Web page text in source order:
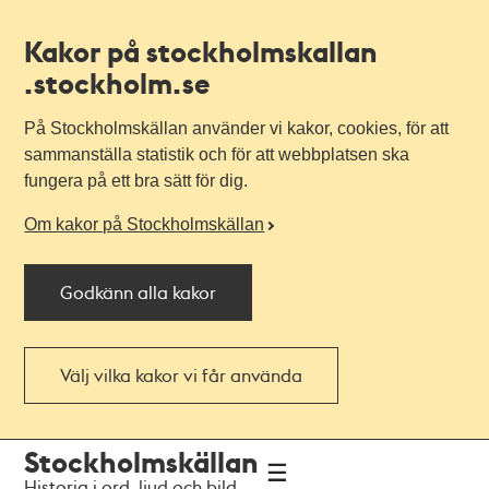
Kakor på stockholmskallan
.stockholm.se
På Stockholmskällan använder vi kakor, cookies, för att
sammanställa statistik och för att webbplatsen ska
fungera på ett bra sätt för dig.
Om kakor på Stockholmskällan
Godkänn alla kakor
Välj vilka kakor vi får använda
navigationen
huvudinnehållet
Stockholmskällan